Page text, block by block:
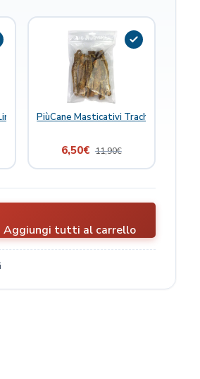
PiùCane Masticativi Trachea di Agnello
6,50€ 11,90€
Aggiungi tutti al carrello